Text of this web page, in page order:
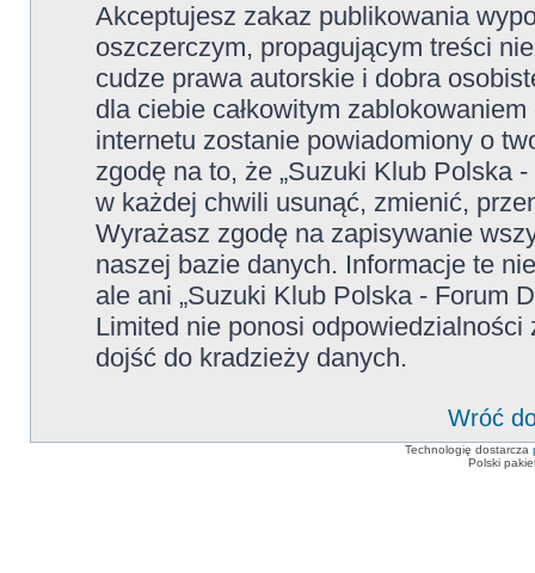
Akceptujesz zakaz publikowania
oszczerczym, propagującym treści
cudze prawa autorskie i dobra
dla ciebie całkowitym
internetu zostanie powiadomiony o
zgodę na to, że „Suzuki Klub Polska
w każdej chwili usunąć, zmienić,
Wyrażasz zgodę na zapisywanie
naszej bazie danych. Informacje te
ale ani „Suzuki Klub Polska - Forum
Limited nie ponosi odpowiedzialności
dojść do kradzieży danych.
Wróć
Technologię dostarcza
Polski